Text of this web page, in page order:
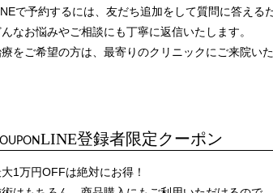
で予約するには、友だち追加をして質問に答える
んなお悩みやご相談にも丁寧に返信いたします。
をご希望の方は、最寄りのクリニックにご来院い
LINE登録者限定クーポン
1万円OFFは絶対にお得！